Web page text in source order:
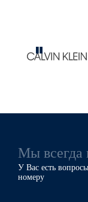
Мы всегда
У Вас есть
номеру